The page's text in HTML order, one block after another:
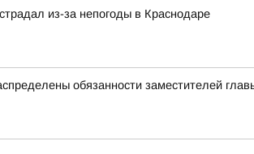
из-за непогоды в Краснодаре
обязанности заместителей